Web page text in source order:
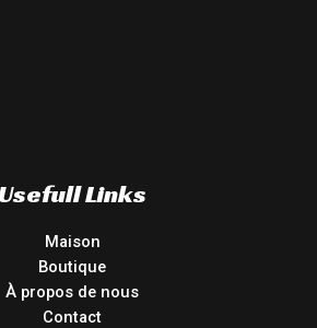
Usefull Links
Maison
Boutique
À propos de nous
Contact